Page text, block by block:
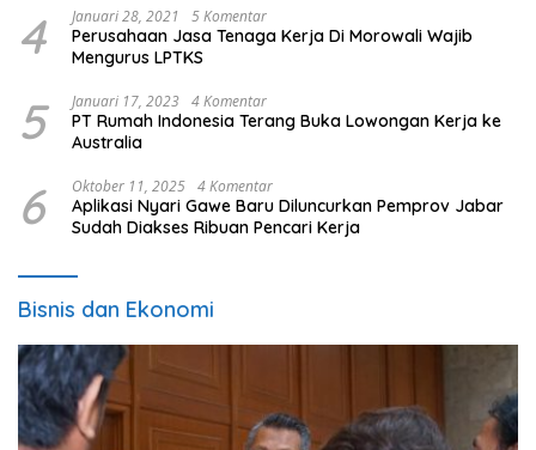
4 Januari 28, 2021 5 Komentar
Perusahaan Jasa Tenaga Kerja Di Morowali Wajib
Mengurus LPTKS
5 Januari 17, 2023 4 Komentar
PT Rumah Indonesia Terang Buka Lowongan Kerja ke
Australia
6 Oktober 11, 2025 4 Komentar
Aplikasi Nyari Gawe Baru Diluncurkan Pemprov Jabar
Sudah Diakses Ribuan Pencari Kerja
Bisnis dan Ekonomi